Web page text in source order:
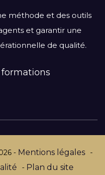
méthode et des outils
et garantir une
de qualité.
- Mentions légales -
- Plan du site